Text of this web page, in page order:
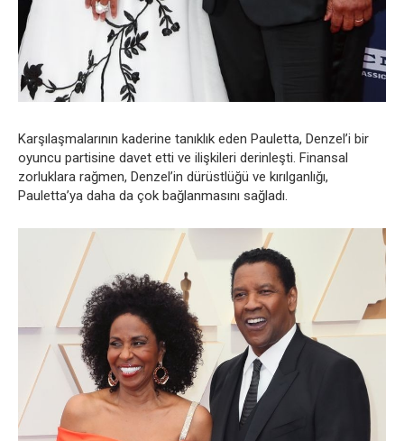
Karşılaşmalarının kaderine tanıklık eden Pauletta, Denzel’i bir
oyuncu partisine davet etti ve ilişkileri derinleşti. Finansal
zorluklara rağmen, Denzel’in dürüstlüğü ve kırılganlığı,
Pauletta’ya daha da çok bağlanmasını sağladı.